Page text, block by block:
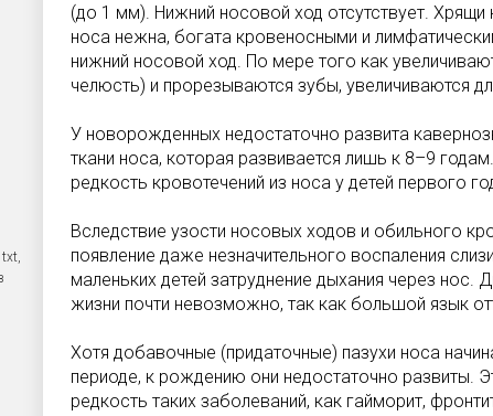
(до 1 мм). Нижний носовой ход отсутствует.
носа нежна, богата кровеносными и
нижний носовой ход. По мере того как
челюсть) и прорезываются зубы, увеличиваются
У новорожденных недостаточно развита
ткани носа, которая развивается лишь к 8–9
редкость кровотечений из носа у детей первого
Вследствие узости носовых ходов и обильного
появление даже незначительного воспаления
маленьких детей затруднение дыхания через нос.
жизни почти невозможно, так как большой язык
Хотя добавочные (придаточные) пазухи носа
периоде, к рождению они недостаточно развиты.
редкость таких заболеваний, как гайморит,